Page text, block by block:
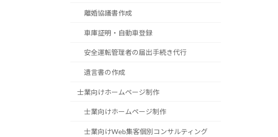
離婚協議書作成
車庫証明・自動車登録
安全運転管理者の届出手続き代行
遺言書の作成
士業向けホームページ制作
士業向けホームページ制作
士業向けWeb集客個別コンサルティング